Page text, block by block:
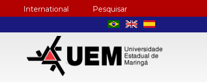
International Pesquisar